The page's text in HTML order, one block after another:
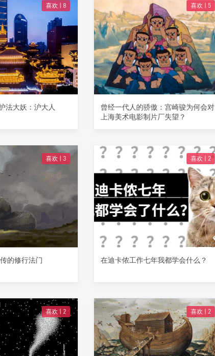
喜欢 | 8
法大妖：沪大人
喜欢 | 5
曾经一代人的骄傲：宫崎骏为何会对
上海美术电影制片厂失望？
喜欢 | 3
的修行法门
喜欢 | 2
在迪卡侬工作七年我都学会什么？
喜欢 | 2 喜欢 | 2